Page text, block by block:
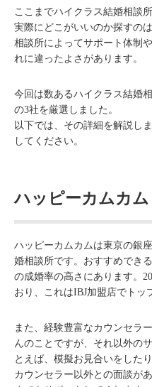
ここまでハイクラス結婚相談
実際にどこがいいのか探すの
相談所によってサポート体制
れに違ったよさがあります。
今回は数あるハイクラス結婚
の3社を厳選しました。
以下では、その詳細を解説し
してください。
ハッピーカムカム
ハッピーカムカムは東京の銀
婚相談所です。おすすめでき
の成婚率の高さにあります。
おり、これはIBJ加盟店でトッ
また、経験豊富なカウンセラ
んのことですが、それ以外の
とえば、模擬お見合いをした
カウンセラー以外との面談が